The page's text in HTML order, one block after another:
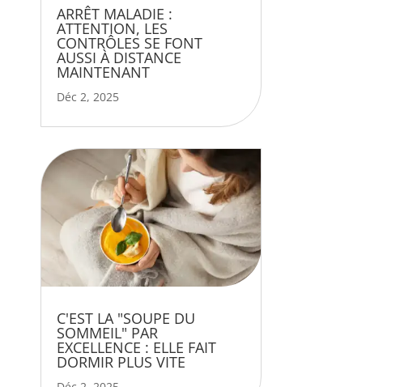
ARRÊT MALADIE :
ATTENTION, LES
CONTRÔLES SE FONT
AUSSI À DISTANCE
MAINTENANT
Déc 2, 2025
C'EST LA "SOUPE DU
SOMMEIL" PAR
EXCELLENCE : ELLE FAIT
DORMIR PLUS VITE